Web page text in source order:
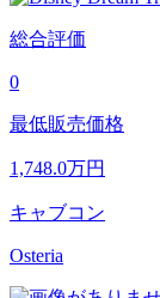
総合評価
0
最低販売価格
1,748.0万円
キャブコン
Osteria